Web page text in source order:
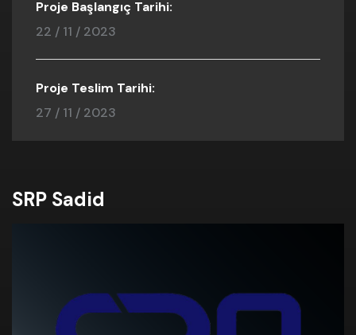
SRP Sadid
Proje Başlangıç Tarihi:
22 / 11 / 2023
Proje Teslim Tarihi:
27 / 11 / 2023